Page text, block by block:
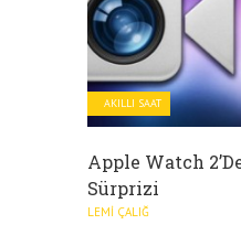
AKILLI SAAT
Apple Watch
Sürprizi
LEMI ÇALIĞ